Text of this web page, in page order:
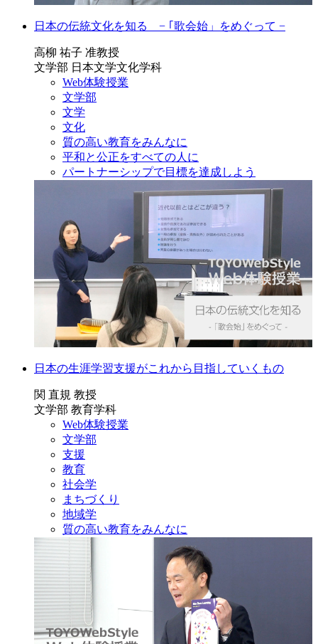
日本の伝統文化を知る − ｢歌会始」をめぐって −
高柳 祐子 准教授
文学部 日本文学文化学科
Web体験授業
文学部
文学
文化
質の高い教育をみんなに
平和と公正をすべての人に
パートナーシップで目標を達成しよう
日本の生涯学習支援がこれから目指していくもの
関 直規 教授
文学部 教育学科
Web体験授業
文学部
支援
教育
社会学
まちづくり
地域学
質の高い教育をみんなに